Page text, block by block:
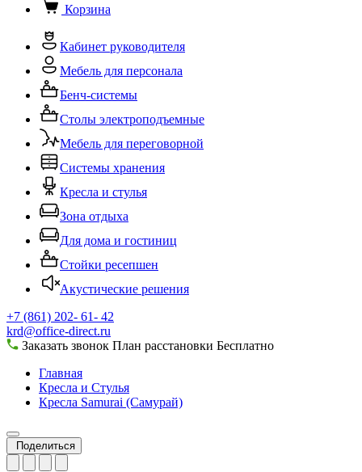
Корзина
Кабинет руководителя
Мебель для персонала
Бенч-системы
Столы электроподъемные
Мебель для переговорной
Системы хранения
Кресла и стулья
Зона отдыха
Для дома и гостиниц
Стойки ресепшен
Акустические решения
+7 (861) 202- 61- 42
krd@office-direct.ru
Заказать звонок План расстановки Бесплатно
Главная
Кресла и Стулья
Кресла Samurai (Самурай)
Поделиться